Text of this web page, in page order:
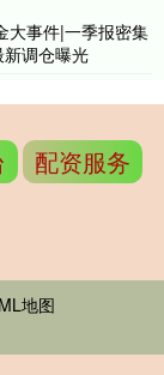
大事件|一季报密集
调仓曝光
配资服务
地图